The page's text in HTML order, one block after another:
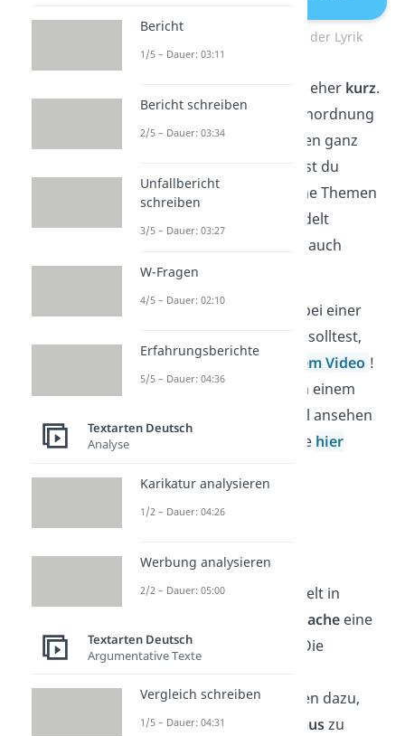
Verse und Strophen in der Lyrik
Viele lyrische Texte sind eher kurz.
Schau dir deshalb die Anordnung
von Strophen und Versen ganz
genau an. Meistens wirst du
feststellen, dass ähnliche Themen
in einer Strophe behandelt
werden. Das nennst du auch
Sinneinheit
Worauf du sonst noch bei einer
achten solltest,
erklären wir dir in
diesem Video !
Und wenn du dir das an einem
ganz konkreten Beispiel ansehen
willst, dann schau gerne hier
Ausgestaltung
Wie du schon weißt, spielt in
Spracheeine
ganz besondere Rolle. Die
Gestaltungsmittel dienen dazu,
dem Text einen
Rhythmuszu
Bericht
1/5 – Dauer: 03:11
Bericht schreiben
2/5 – Dauer: 03:34
Unfallbericht
schreiben
3/5 – Dauer: 03:27
W-Fragen
4/5 – Dauer: 02:10
Erfahrungsberichte
5/5 – Dauer: 04:36
Textarten Deutsch
Analyse
Karikatur analysieren
1/2 – Dauer: 04:26
Werbung analysieren
2/2 – Dauer: 05:00
Textarten Deutsch
Argumentative Texte
Vergleich schreiben
1/5 – Dauer: 04:31